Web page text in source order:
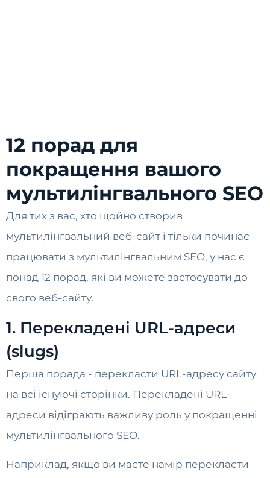
12 порад для
покращення вашого
мультилінгвального SEO
Для тих з вас, хто щойно створив
мультилінгвальний веб-сайт і тільки починає
працювати з мультилінгвальним SEO, у нас є
понад 12 порад, які ви можете застосувати до
свого веб-сайту.
1. Перекладені URL-адреси
(slugs)
Перша порада - перекласти URL-адресу сайту
на всі існуючі сторінки. Перекладені URL-
адреси відіграють важливу роль у покращенні
мультилінгвального SEO.
Наприклад, якщо ви маєте намір перекласти